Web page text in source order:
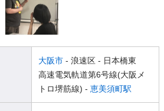
大阪市 - 浪速区 - 日本橋東
高速電気軌道第6号線(大阪メ
トロ堺筋線) - 恵美須町駅